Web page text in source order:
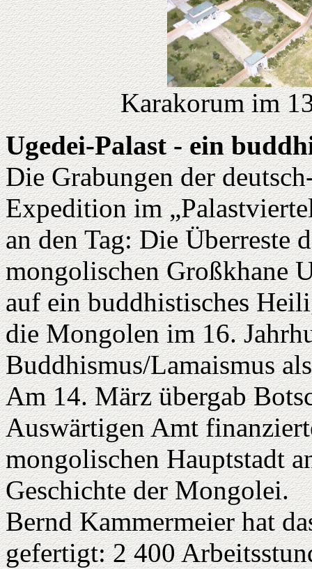
Karakorum im
Ugedei-Palast - ein
Die Grabungen der
Expedition im
an den Tag: Die Überreste
mongolischen Großkhane
auf ein buddhistisches
die Mongolen im 16.
Buddhismus/Lamaismus
Am 14. März übergab
Auswärtigen Amt
mongolischen Hauptstadt
Geschichte der Mongolei.
Bernd Kammermeier hat
gefertigt: 2 400